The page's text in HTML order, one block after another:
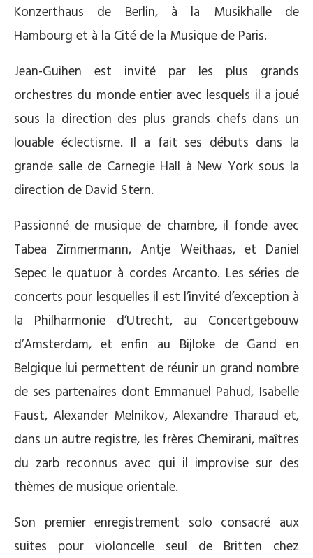
Konzerthaus de Berlin, à la Musikhalle de
Hambourg et à la Cité de la Musique de Paris.
Jean-Guihen est invité par les plus grands
orchestres du monde entier avec lesquels il a joué
sous la direction des plus grands chefs dans un
louable éclectisme. Il a fait ses débuts dans la
grande salle de Carnegie Hall à New York sous la
direction de David Stern.
Passionné de musique de chambre, il fonde avec
Tabea Zimmermann, Antje Weithaas, et Daniel
Sepec le quatuor à cordes Arcanto. Les séries de
concerts pour lesquelles il est l’invité d’exception à
la Philharmonie d’Utrecht, au Concertgebouw
d’Amsterdam, et enfin au Bijloke de Gand en
Belgique lui permettent de réunir un grand nombre
de ses partenaires dont Emmanuel Pahud, Isabelle
Faust, Alexander Melnikov, Alexandre Tharaud et,
dans un autre registre, les frères Chemirani, maîtres
du zarb reconnus avec qui il improvise sur des
thèmes de musique orientale.
Son premier enregistrement solo consacré aux
suites pour violoncelle seul de Britten chez